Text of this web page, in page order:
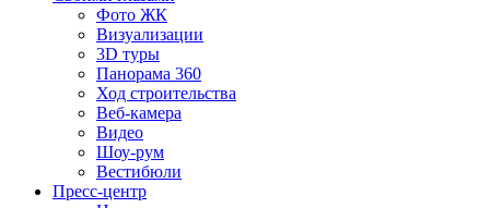
Фото ЖК
Визуализации
3D туры
Панорама 360
Ход строительства
Веб-камера
Видео
Шоу-рум
Вестибюли
Пресс-центр